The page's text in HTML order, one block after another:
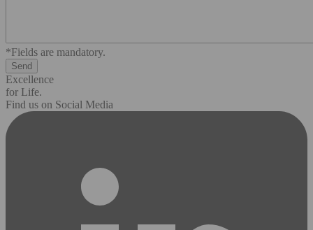
*Fields are mandatory.
Excellence
for Life.
Find us on Social Media